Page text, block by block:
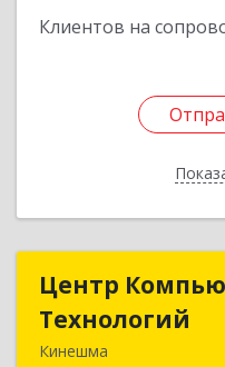
Клиентов на
Центр
Технологий
Кинешма